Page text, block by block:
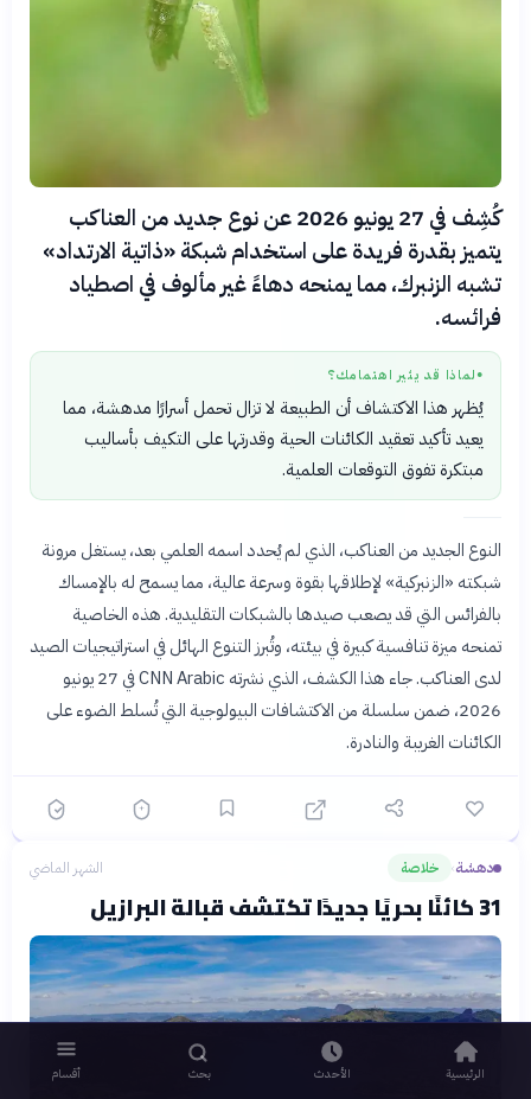
كُشِف في 27 يونيو 2026 عن نوع جديد من العناكب
يتميز بقدرة فريدة على استخدام شبكة «ذاتية الارتداد»
تشبه الزنبرك، مما يمنحه دهاءً غير مألوف في اصطياد
فرائسه.
● لماذا قد يثير اهتمامك؟
يُظهر هذا الاكتشاف أن الطبيعة لا تزال تحمل أسرارًا مدهشة، مما
يعيد تأكيد تعقيد الكائنات الحية وقدرتها على التكيف بأساليب
مبتكرة تفوق التوقعات العلمية.
النوع الجديد من العناكب، الذي لم يُحدد اسمه العلمي بعد، يستغل مرونة
شبكته «الزنبركية» لإطلاقها بقوة وسرعة عالية، مما يسمح له بالإمساك
بالفرائس التي قد يصعب صيدها بالشبكات التقليدية. هذه الخاصية
تمنحه ميزة تنافسية كبيرة في بيئته، وتُبرز التنوع الهائل في استراتيجيات الصيد
لدى العناكب. جاء هذا الكشف، الذي نشرته CNN Arabic في 27 يونيو
2026، ضمن سلسلة من الاكتشافات البيولوجية التي تُسلط الضوء على
الكائنات الغريبة والنادرة.
دهشة› خلاصة الشهر الماضي
31 كائنًا بحريًا جديدًا تكتشف قبالة البرازيل
الرئيسية الأحدث بحث أقسام